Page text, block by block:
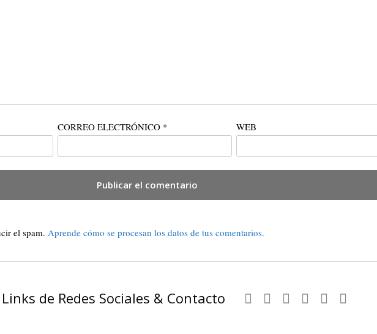
CORREO ELECTRÓNICO * WEB
el spam. Aprende cómo se procesan los datos de tus comentarios.
Links de Redes Sociales & Contacto